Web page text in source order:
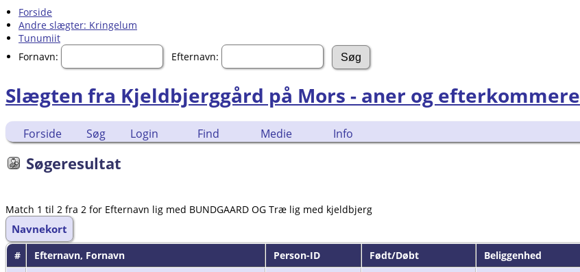
Forside
Andre slægter: Kringelum
Tunumiit
Fornavn:
Efternavn:
Slægten fra Kjeldbjerggård på Mors - aner og efterkommere
Forside Søg Login Find Medie Info
Søgeresultat
Match 1 til 2 fra 2 for Efternavn lig med BUNDGAARD OG Træ lig med kjeldbjerg
Navnekort
# Efternavn, Fornavn Person-ID Født/Døbt Beliggenhed